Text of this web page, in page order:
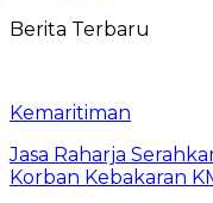
Berita Terbaru
Kemaritiman
Jasa Raharja
Korban Kebakaran